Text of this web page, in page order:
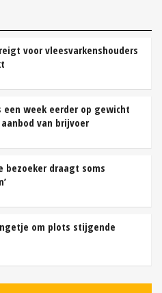
voor vleesvarkenshouders
een week eerder op gewicht
van brijvoer
bezoeker draagt soms
om plots stijgende